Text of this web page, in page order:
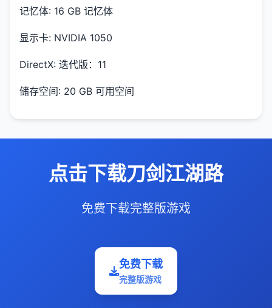
记忆体: 16 GB 记忆体
显示卡: NVIDIA 1050
DirectX: 迭代版：11
储存空间: 20 GB 可用空间
点击下载刀剑江湖路
免费下载完整版游戏
免费下载
完整版游戏